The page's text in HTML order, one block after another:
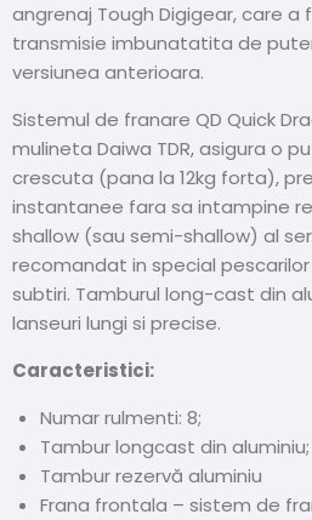
angrenaj Tough Digigear, care
transmisie imbunatatita de
versiunea anterioara.
Sistemul de franare QD Quick
mulineta Daiwa TDR, asigura o
crescuta (pana la 12kg forta),
instantanee fara sa intampine
shallow (sau semi-shallow) al
recomandat in special
subtiri. Tamburul long-cast din
lanseuri lungi si precise.
Caracteristici:
Numar rulmenti: 8;
Tambur longcast din aluminiu;
Tambur rezervă aluminiu
Frana frontala – sistem de